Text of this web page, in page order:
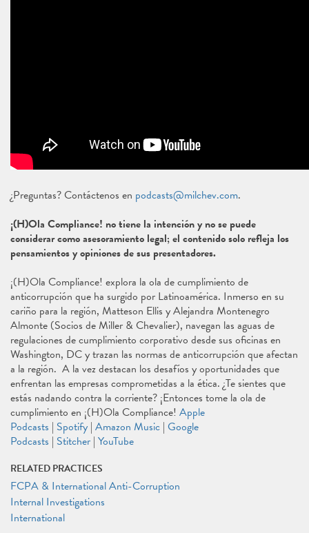
¿Preguntas? Contáctenos en podcasts@milchev.com.
¡(H)Ola Compliance! no tiene la intención y no se puede
considerar como asesoramiento legal; el contenido solo refleja los
pensamientos y opiniones de sus presentadores.
¡(H)Ola Compliance! explora la ola de cumplimiento de
anticorrupción que ha surgido por Latinoamérica. Inmerso en su
cariño para la región, Matteson Ellis y Alejandra Montenegro
Almonte (Socios de Miller & Chevalier), navegan las aguas de
regulaciones de cumplimiento corporativo desde sus oficinas en
Washington, DC y trazan las normas de anticorrupción que afectan
a la región. A la vez destacan los desafíos y oportunidades que
enfrentan las empresas comprometidas a la ética. ¿Te sientes que
estás nadando contra la corriente? ¡Entonces tome la ola de
cumplimiento en ¡(H)Ola Compliance! Apple
Podcasts | Spotify | Amazon Music | Google
Podcasts | Stitcher | YouTube
RELATED PRACTICES
FCPA & International Anti-Corruption
Internal Investigations
International